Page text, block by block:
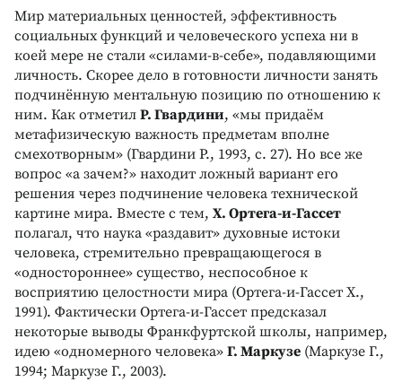
Мир материальных ценностей, эффективность
социальных функций и человеческого успеха ни в
коей мере не стали «силами-в-себе», подавляющими
личность. Скорее дело в готовности личности занять
подчинённую ментальную позицию по отношению к
ним. Как отметил Р. Гвардини, «мы придаём
метафизическую важность предметам вполне
смехотворным» (Гвардини Р., 1993, с. 27). Но все же
вопрос «а зачем?» находит ложный вариант его
решения через подчинение человека технической
картине мира. Вместе с тем, Х. Ортега-и-Гассет
полагал, что наука «раздавит» духовные истоки
человека, стремительно превращающегося в
«одностороннее» существо, неспособное к
восприятию целостности мира (Ортега-и-Гассет Х.,
1991). Фактически Ортега-и-Гассет предсказал
некоторые выводы Франкфуртской школы, например,
идею «одномерного человека» Г. Маркузе (Маркузе Г.,
1994; Маркузе Г., 2003).